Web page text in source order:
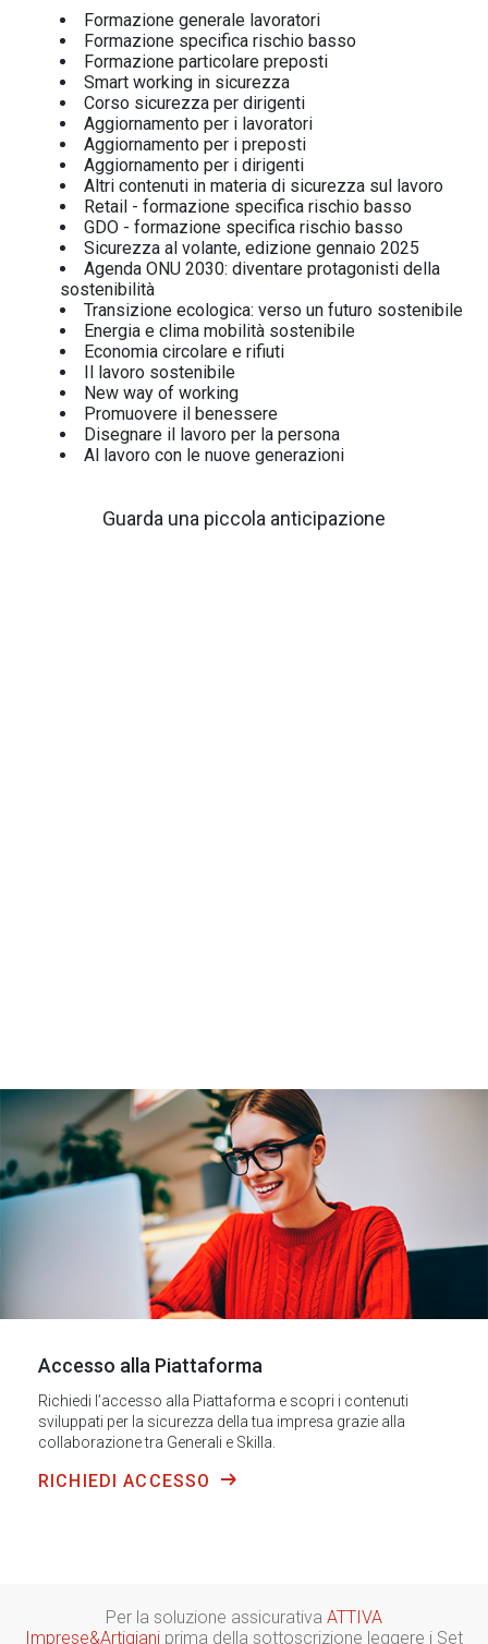
Formazione generale lavoratori
Formazione specifica rischio basso
Formazione particolare preposti
Smart working in sicurezza
Corso sicurezza per dirigenti
Aggiornamento per i lavoratori
Aggiornamento per i preposti
Aggiornamento per i dirigenti
Altri contenuti in materia di sicurezza sul lavoro
Retail - formazione specifica rischio basso
GDO - formazione specifica rischio basso
Sicurezza al volante, edizione gennaio 2025
Agenda ONU 2030: diventare protagonisti della
sostenibilità
Transizione ecologica: verso un futuro sostenibile
Energia e clima mobilità sostenibile
Economia circolare e rifiuti
Il lavoro sostenibile
New way of working
Promuovere il benessere
Disegnare il lavoro per la persona
Al lavoro con le nuove generazioni
Guarda una piccola anticipazione
Accesso alla Piattaforma
Richiedi l’accesso alla Piattaforma e scopri i contenuti
sviluppati per la sicurezza della tua impresa grazie alla
collaborazione tra Generali e Skilla.
RICHIEDI ACCESSO
Per la soluzione assicurativa ATTIVA
Imprese&Artigiani prima della sottoscrizione leggere i Set